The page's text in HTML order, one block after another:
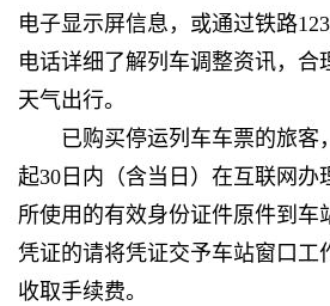
电子显示屏信息，或通过铁路
电话详细了解列车调整资讯，合
天气出行。
已购买停运列车车票的旅客
起30日内（含当日）在互联网办
所使用的有效身份证件原件到车
凭证的请将凭证交予车站窗口工
收取手续费。